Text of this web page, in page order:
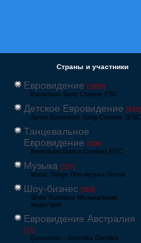
Страны и участники
Евровидение [1858]
Eurovision Song Contest ESC
Детское Евровидение [878]
Junior Eurovision Song Contest JESC
Танцевальное
Евровидение [106]
Eurovision Dance Contest EDC
Музыка [257]
Music Songs Поп-музыка Песни
Шоу-бизнес [564]
Show Business Музыкальная
индустрия
Евровидение Австралия
[17]
Eurovision – Australia Decides